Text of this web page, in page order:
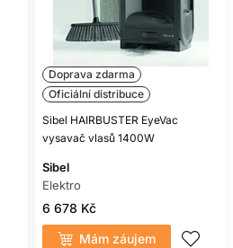
Doprava zdarma
Oficiální distribuce
Sibel HAIRBUSTER EyeVac
vysavač vlasů 1400W
Sibel
Elektro
6 678 Kč
Mám záujem